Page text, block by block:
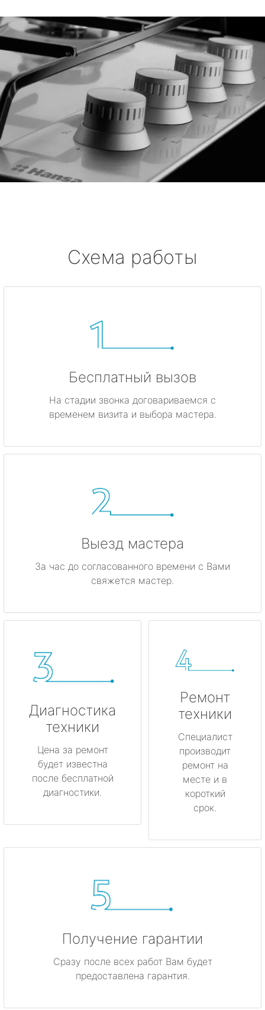
Схема работы
Бесплатный вызов
На стадии звонка договариваемся с
временем визита и выбора мастера.
Выезд мастера
За час до согласованного времени с Вами
свяжется мастер.
Диагностика
техники
Цена за ремонт
будет известна
после бесплатной
диагностики.
Ремонт
техники
Специалист
производит
ремонт на
месте и в
короткий
срок.
Получение гарантии
Сразу после всех работ Вам будет
предоставлена гарантия.